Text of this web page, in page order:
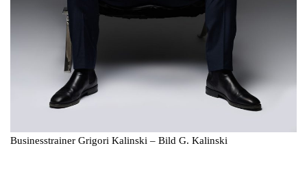
Businesstrainer Grigori Kalinski – Bild G. Kalinski